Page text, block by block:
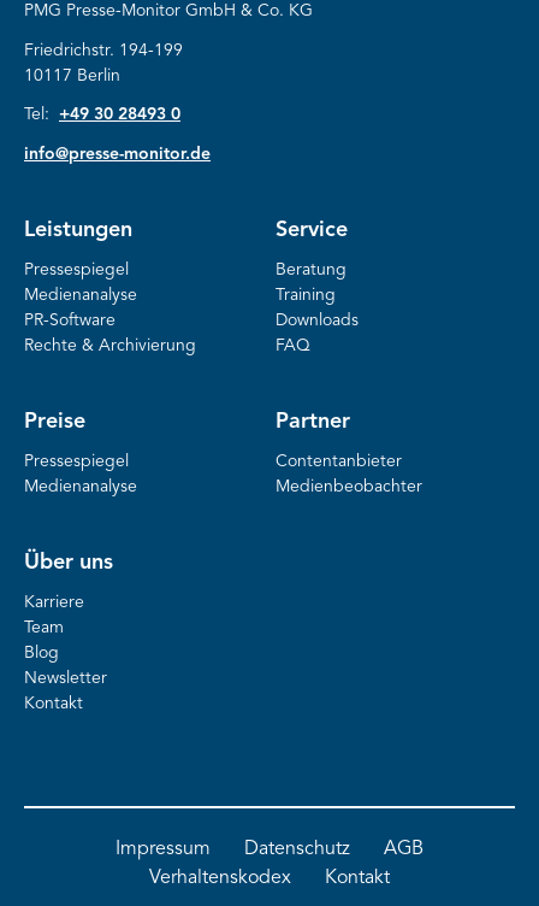
PMG Presse-Monitor GmbH & Co. KG
Friedrichstr. 194-199
10117 Berlin
Tel: +49 30 28493 0
info@presse-monitor.de
Leistungen
Pressespiegel
Medienanalyse
PR-Software
Rechte & Archivierung
Service
Beratung
Training
Downloads
FAQ
Preise
Pressespiegel
Medienanalyse
Partner
Contentanbieter
Medienbeobachter
Über uns
Karriere
Team
Blog
Newsletter
Kontakt
Impressum Datenschutz
AGB
Verhaltenskodex
Kontakt